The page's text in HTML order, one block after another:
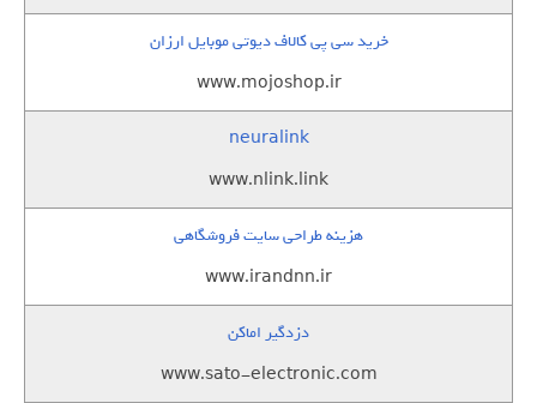
خرید سی پی کالاف دیوتی موبایل ارزان
www.mojoshop.ir
neuralink
www.nlink.link
هزینه طراحی سایت فروشگاهی
www.irandnn.ir
دزدگیر اماکن
www.sato-electronic.com